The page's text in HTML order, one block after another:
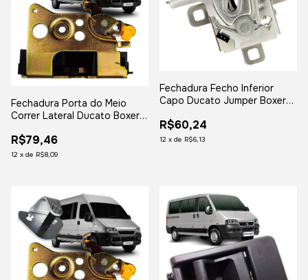
Fechadura Porta do Meio
Correr Lateral Ducato Boxer
R$79,46
12 x de R$8,09
Fechadura Fecho Inferior
Capo Ducato Jumper Boxer
2012 2013 2014 em Diante
R$60,24
12 x de R$6,13